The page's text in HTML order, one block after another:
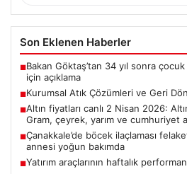
Son Eklenen Haberler
■Bakan Göktaş’tan 34 yıl sonra
için açıklama
■Kurumsal Atık Çözümleri ve Geri
■Altın fiyatları canlı 2 Nisan 2026:
Gram, çeyrek, yarım ve cumhuriyet
■Çanakkale’de böcek ilaçlaması
annesi yoğun bakımda
■Yatırım araçlarının haftalık